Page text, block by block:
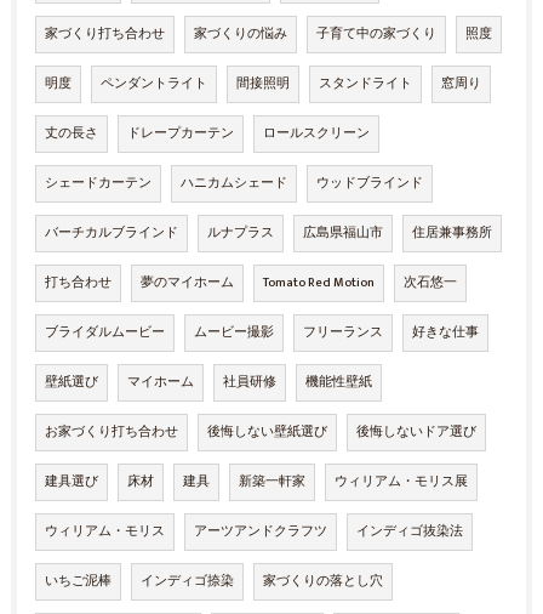
家づくり打ち合わせ 家づくりの悩み 子育て中の家づくり 照度
明度 ペンダントライト 間接照明 スタンドライト 窓周り
丈の長さ ドレープカーテン ロールスクリーン
シェードカーテン ハニカムシェード ウッドブラインド
バーチカルブラインド ルナプラス 広島県福山市 住居兼事務所
打ち合わせ 夢のマイホーム Tomato Red Motion 次石悠一
ブライダルムービー ムービー撮影 フリーランス 好きな仕事
壁紙選び マイホーム 社員研修 機能性壁紙
お家づくり打ち合わせ 後悔しない壁紙選び 後悔しないドア選び
建具選び 床材 建具 新築一軒家 ウィリアム・モリス展
ウィリアム・モリス アーツアンドクラフツ インディゴ抜染法
いちご泥棒 インディゴ捺染 家づくりの落とし穴